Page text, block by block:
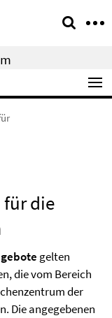
die
gelten
die vom Bereich
der
Die angegebenen